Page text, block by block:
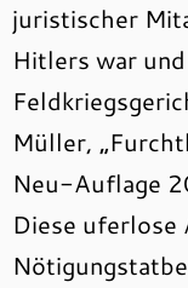
juristischer
Hitlers war
Müller,
Neu-Auflage
Diese uferlose